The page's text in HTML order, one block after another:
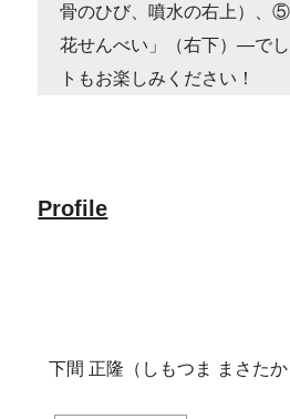
骨のひび、噴水の右上）、
花せんべい」（右下）―で
トもお楽しみください！
Profile
下間 正隆（しもつま まさたか